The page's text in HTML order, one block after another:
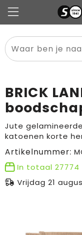
Alle
Snoep
Promo
Pennen
Notitieboekjes
Papier
Flessen
Glazen en
Merken
Meest gekozen
Sportkleding
Overig textiel
Sport & vrije
Rugzakken
BRICK
Jute
katoenen korte
Artikelnummer:
In totaal 27774
Vrijdag 21